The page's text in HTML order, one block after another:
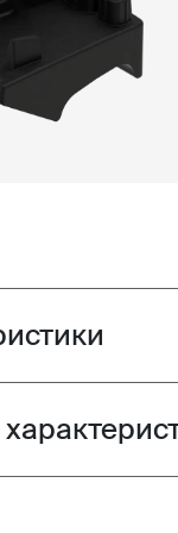
features
Toggle techspec
and instructions